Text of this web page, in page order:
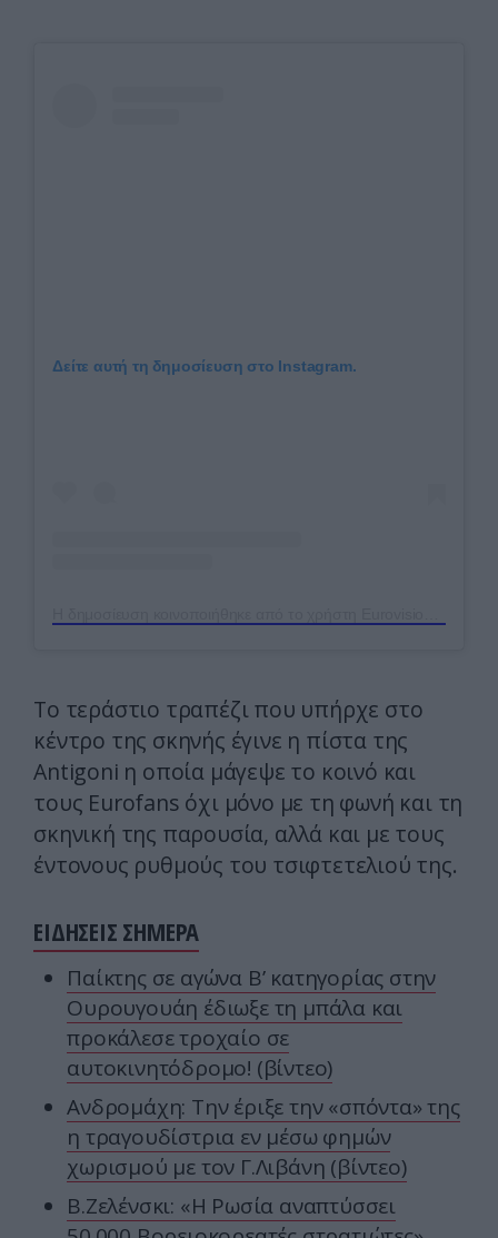
Δείτε αυτή τη δημοσίευση στο Instagram.
Το τεράστιο τραπέζι που υπήρχε στο
κέντρο της σκηνής έγινε η πίστα της
Antigoni η οποία μάγεψε το κοινό και
τους Eurofans όχι μόνο με τη φωνή και τη
σκηνική της παρουσία, αλλά και με τους
έντονους ρυθμούς του τσιφτετελιού της.
ΕΙΔΗΣΕΙΣ ΣΗΜΕΡΑ
Παίκτης σε αγώνα Β’ κατηγορίας στην
Ουρουγουάη έδιωξε τη μπάλα και
προκάλεσε τροχαίο σε
αυτοκινητόδρομο! (βίντεο)
Ανδρομάχη: Την έριξε την «σπόντα» της
η τραγουδίστρια εν μέσω φημών
χωρισμού με τον Γ.Λιβάνη (βίντεο)
Β.Ζελένσκι: «Η Ρωσία αναπτύσσει